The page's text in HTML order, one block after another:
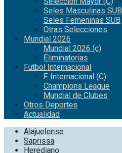
Seles Masculinas SUB
Seles Femeninas SUB
Otras Selecciones
Mundial 2026
Mundial 2026 (c)
Eliminatorias
Futbol Internacional
F. Internacional (C)
Champions League
Mundial de Clubes
Otros Deportes
Actualidad
Alajuelense
Saprissa
Herediano